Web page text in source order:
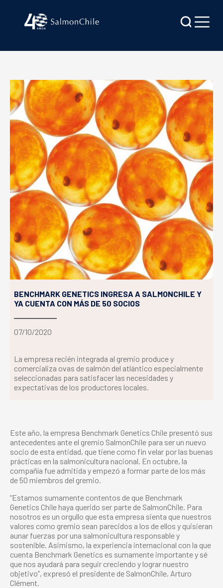
BENCHMARK GENETICS INGRESA A SALMONCHILE Y
YA CUENTA CON MÁS DE 50 SOCIOS
07/10/2020
La empresa recién integrada al gremio produce y
comercializa ovas de salmón del atlántico especialmente
seleccionadas para satisfacer las necesidades y
expectativas de los productores locales.
Este año, la empresa Benchmark Genetics Chile presentó sus
antecedentes ante el gremio SalmonChile para ser un nuevo
socio de esta entidad, que tiene como fin velar por las buenas
prácticas en la salmonicultura nacional. En octubre, la
compañía fue admitida y empezó a formar parte de los más
de 50 miembros del gremio.
“Estamos sumamente contentos de que Benchmark
Genetics Chile haya querido ser parte de SalmonChile. Para
nosotros es un orgullo que esta empresa sienta que nuestros
valores como gremio sean parecidos a los de ellos y quisieran
aunar fuerzas por una salmonicultura responsable y
sostenible. Asimismo, la experiencia internacional con la que
cuenta Benchmark Genetics es sumamente importante y sé
que nos ayudará para seguir creciendo y lograr nuestro
objetivo”, expresó el presidente de SalmonChile, Arturo
Clément.